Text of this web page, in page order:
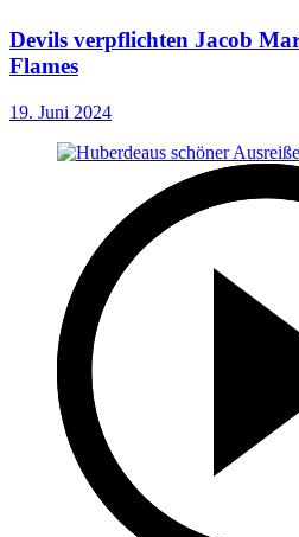
Devils verpflichten Jacob
Flames
19. Juni 2024